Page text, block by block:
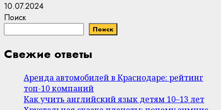
10.07.2024
Поиск
Поиск
Свежие ответы
Аренда автомобилей в Краснодаре: рейтинг
топ-10 компаний
Как учить английский язык детям 10–13 лет